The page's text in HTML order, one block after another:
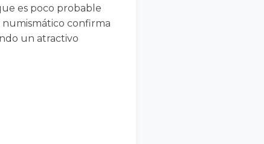
es poco probable
numismático confirma
un atractivo